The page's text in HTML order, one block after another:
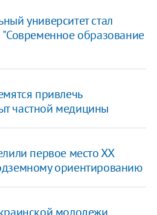
университет стал
"Современное образование
привлечь
частной медицины
первое место ХХ
ориентированию
молодежи